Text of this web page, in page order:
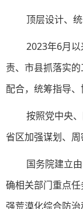
顶层设计、
2023年6月
责、市县抓落实
配合，统筹指导、
按照党中央
省区加强谋划、周
国务院建立
确相关部门重点
强荒漠化综合防